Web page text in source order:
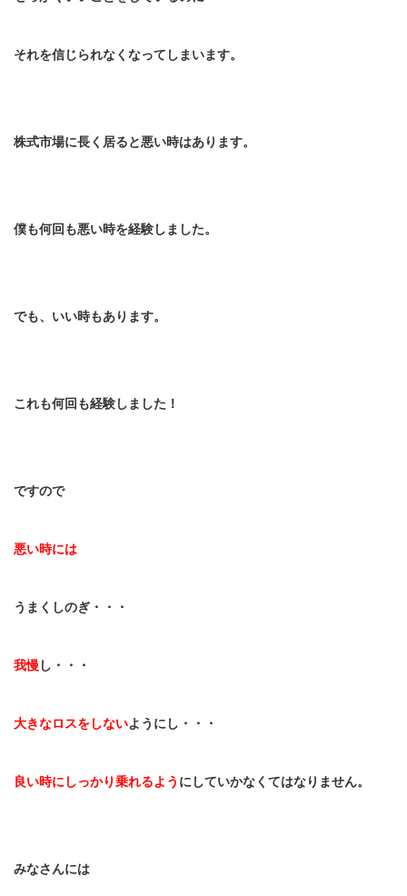
それを信じられなくなってしまいます。
株式市場に長く居ると悪い時はあります。
僕も何回も悪い時を経験しました。
でも、いい時もあります。
これも何回も経験しました！
ですので
悪い時には
うまくしのぎ・・・
我慢 し・・・
大きなロスをしないようにし・・・
良い時にしっかり乗れるよう にしていかなくてはなりません。
みなさんには